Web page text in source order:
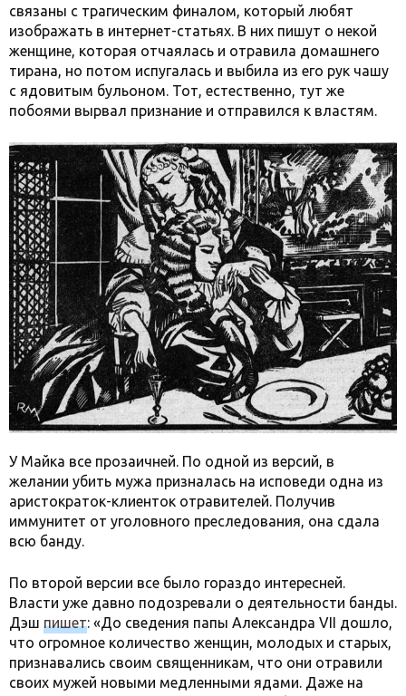
связаны с трагическим финалом, который любят
изображать в интернет-статьях. В них пишут о некой
женщине, которая отчаялась и отравила домашнего
тирана, но потом испугалась и выбила из его рук чашу
с ядовитым бульоном. Тот, естественно, тут же
побоями вырвал признание и отправился к властям.
У Майка все прозаичней. По одной из версий, в
желании убить мужа призналась на исповеди одна из
аристократок-клиенток отравителей. Получив
иммунитет от уголовного преследования, она сдала
всю банду.
По второй версии все было гораздо интересней.
Власти уже давно подозревали о деятельности банды.
Дэш пишет: «До сведения папы Александра VII дошло,
что огромное количество женщин, молодых и старых,
признавались своим священникам, что они отравили
своих мужей новыми медленными ядами. Даже на